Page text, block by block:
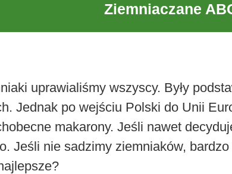
Ziemniaczane
uprawialiśmy wszyscy. Były
Jednak po wejściu Polski do Unii
makarony. Jeśli nawet
Jeśli nie sadzimy ziemniaków,